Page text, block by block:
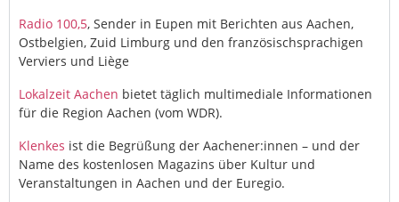
Radio 100,5, Sender in Eupen mit Berichten aus Aachen,
Ostbelgien, Zuid Limburg und den französischsprachigen
Verviers und Liège
Lokalzeit Aachen bietet täglich multimediale Informationen
für die Region Aachen (vom WDR).
Klenkes ist die Begrüßung der Aachener:innen – und der
Name des kostenlosen Magazins über Kultur und
Veranstaltungen in Aachen und der Euregio.